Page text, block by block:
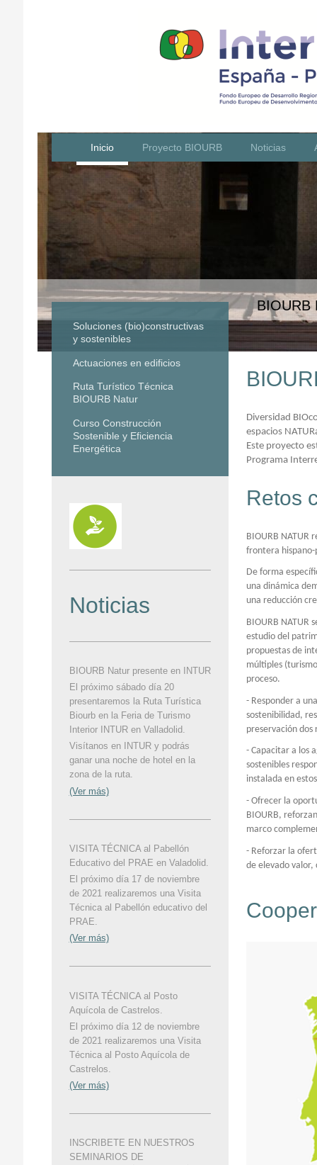
Inicio Proyecto BIOURB Noticias
BIOURB
Diversidad
espacios
Este proyecto
Programa
Retos
BIOURB NATUR
frontera
De forma
una dinámica
una reducción
BIOURB NATUR
estudio del
propuestas de
múltiples
proceso.
- Responder a
sostenibilidad,
preservación
- Capacitar a los
sostenibles
instalada en
- Ofrecer la
BIOURB,
marco
- Reforzar la
de elevado valor,
Soluciones (bio)constructivas
y sostenibles
Actuaciones en edificios
Ruta Turístico Técnica
BIOURB Natur
Curso Construcción
Sostenible y Eficiencia
Energética
Noticias
BIOURB Natur presente en INTUR
El próximo sábado día 20
presentaremos la Ruta Turística
Biourb en la Feria de Turismo
Interior INTUR en Valladolid.
Visítanos en INTUR y podrás
ganar una noche de hotel en la
zona de la ruta.
(Ver más)
VISITA TÉCNICA al Pabellón
Educativo del PRAE en Valadolid.
El próximo día 17 de noviembre
de 2021 realizaremos una Visita
Técnica al Pabellón educativo del
PRAE.
(Ver más)
VISITA TÉCNICA al Posto
Aquícola de Castrelos.
El próximo día 12 de noviembre
de 2021 realizaremos una Visita
Técnica al Posto Aquícola de
Castrelos.
(Ver más)
INSCRIBETE EN NUESTROS
SEMINARIOS DE